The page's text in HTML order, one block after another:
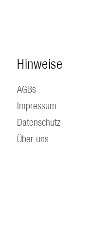
Hinweise
AGBs
Impressum
Datenschutz
Über uns